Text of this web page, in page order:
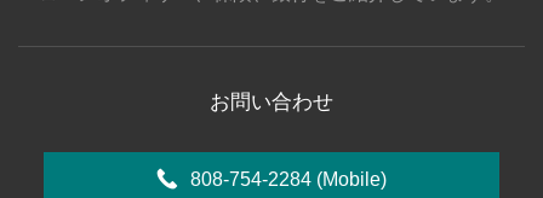
お問い合わせ
808-754-2284 (Mobile)